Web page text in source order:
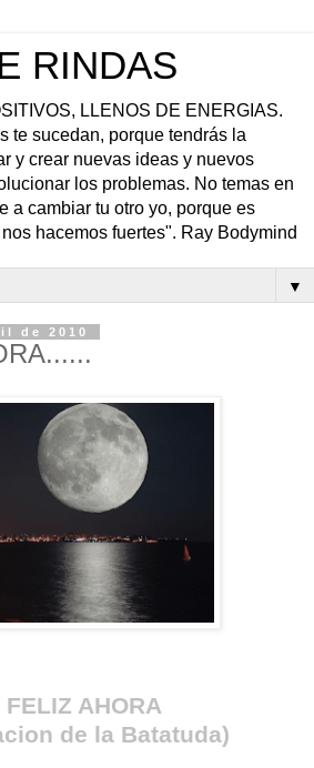
RINDAS
LLENOS DE ENERGIAS.
te sucedan, porque tendrás la
y crear nuevas ideas y nuevos
los problemas. No temas en
a cambiar tu otro yo, porque es
hacemos fuertes". Ray Bodymind
▼
de 2010
FELIZ AHORA
de la Batatuda)